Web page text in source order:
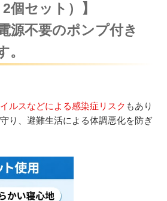
個セット）】
源不要のポンプ付き
。
ルスなどによる感染症リスク もあり
り、避難生活による体調悪化を防ぎ